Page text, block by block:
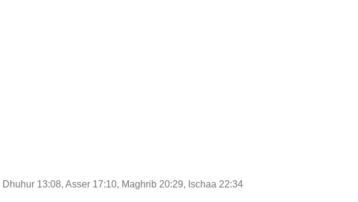
13:08, Asser 17:10, Maghrib 20:29, Ischaa 22:34